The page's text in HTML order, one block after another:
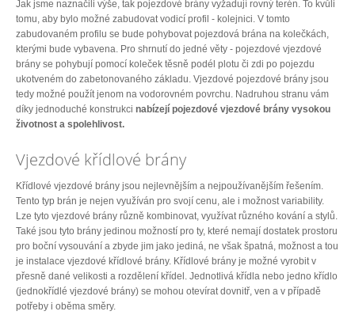
Jak jsme naznačili výše, tak pojezdové brány vyžadují rovný terén. To kvůli
tomu, aby bylo možné zabudovat vodicí profil - kolejnici. V tomto
zabudovaném profilu se bude pohybovat pojezdová brána na kolečkách,
kterými bude vybavena. Pro shrnutí do jedné věty - pojezdové vjezdové
brány se pohybují pomocí koleček těsně podél plotu či zdi po pojezdu
ukotveném do zabetonovaného základu. Vjezdové pojezdové brány jsou
tedy možné použít jenom na vodorovném povrchu. Nadruhou stranu vám
díky jednoduché konstrukci nabízejí pojezdové vjezdové brány vysokou
životnost a spolehlivost.
Vjezdové křídlové brány
Křídlové vjezdové brány jsou nejlevnějším a nejpoužívanějším řešením.
Tento typ brán je nejen využíván pro svojí cenu, ale i možnost variability.
Lze tyto vjezdové brány různě kombinovat, využívat různého kování a stylů.
Také jsou tyto brány jedinou možností pro ty, které nemají dostatek prostoru
pro boční vysouvání a zbyde jim jako jediná, ne však špatná, možnost a tou
je instalace vjezdové křídlové brány. Křídlové brány je možné vyrobit v
přesně dané velikosti a rozdělení křídel. Jednotlivá křídla nebo jedno křídlo
(jednokřídlé vjezdové brány) se mohou otevírat dovnitř, ven a v případě
potřeby i oběma směry.